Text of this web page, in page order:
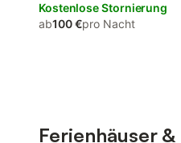
Kostenlose Stornierung
ab100 €pro Nacht
Ferienhäuser